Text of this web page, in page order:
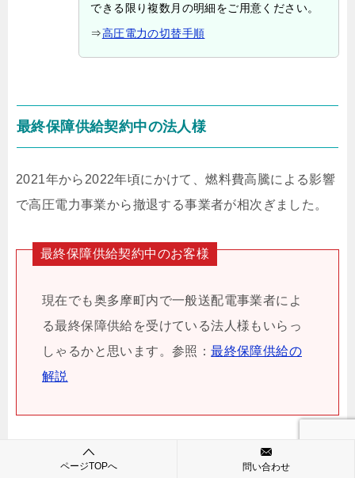
できる限り複数月の明細をご用意ください。
⇒高圧電力の切替手順
最終保障供給契約中の法人様
2021年から2022年頃にかけて、燃料費高騰による影響
で高圧電力事業から撤退する事業者が相次ぎました。
最終保障供給契約中のお客様
現在でも奥多摩町内で一般送配電事業者によ
る最終保障供給を受けている法人様もいらっ
しゃるかと思います。参照：最終保障供給の
解説
当社では、最終保障供給からの切り替えを承っていま
ページTOPへ 問い合わせ